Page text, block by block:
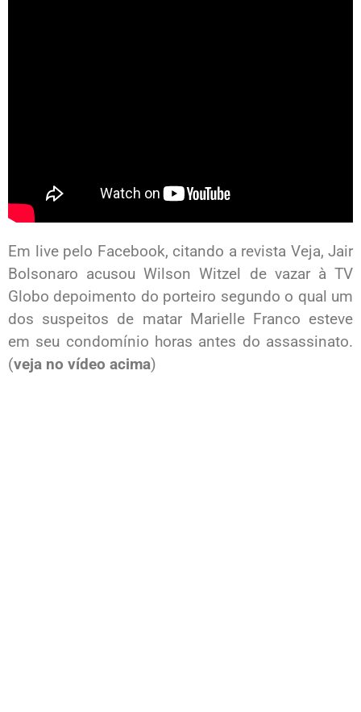
Em live pelo Facebook, citando a revista Veja, Jair
Bolsonaro acusou Wilson Witzel de vazar à TV
Globo depoimento do porteiro segundo o qual um
dos suspeitos de matar Marielle Franco esteve
em seu condomínio horas antes do assassinato.
(veja no vídeo acima)